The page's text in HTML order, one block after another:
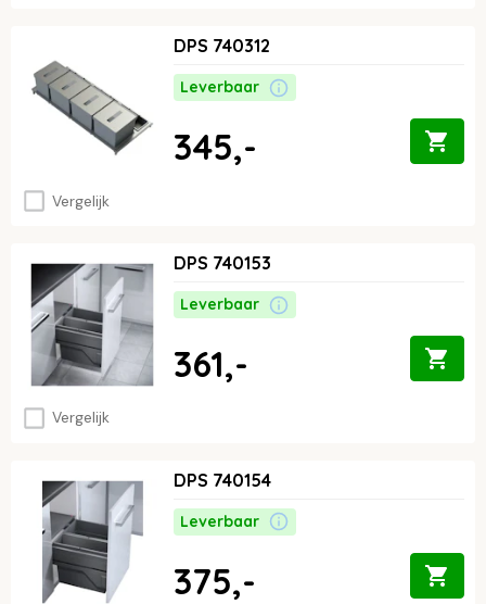
Vergelijk
DPS 740312
Leverbaar
345,-
Vergelijk
DPS 740153
Leverbaar
361,-
DPS 740154
Leverbaar
375,-